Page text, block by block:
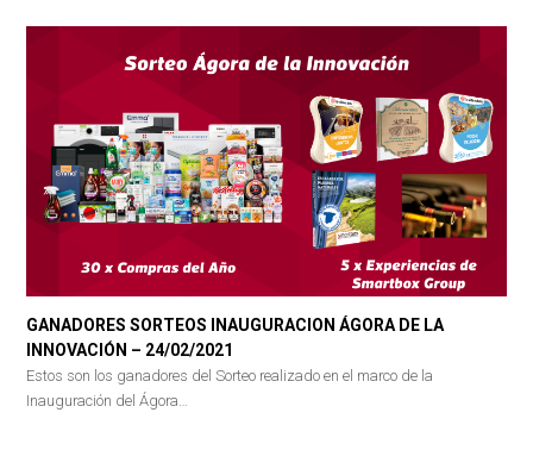
GANADORES SORTEOS INAUGURACION ÁGORA DE LA
INNOVACIÓN – 24/02/2021
Estos son los ganadores del Sorteo realizado en el marco de la
Inauguración del Ágora…